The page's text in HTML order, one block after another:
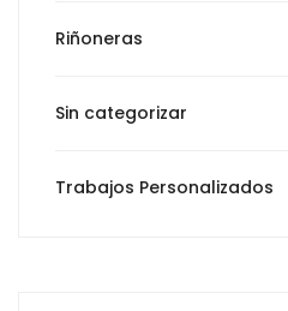
Riñoneras
Sin categorizar
Trabajos Personalizados